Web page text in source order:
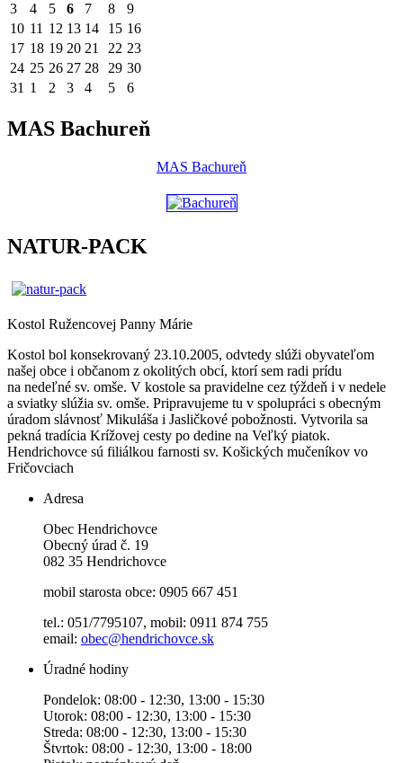
3
4 5 6 7 8
9
10 11 12 13 14 15 16
17 18 19 20 21 22 23
24 25 26 27 28 29 30
31 1 2 3 4 5 6
MAS Bachureň
MAS Bachureň
NATUR-PACK
Kostol Ružencovej Panny Márie
Kostol bol konsekrovaný 23.10.2005, odvtedy slúži obyvateľom
našej obce i občanom z okolitých obcí, ktorí sem radi prídu
na nedeľné sv. omše. V kostole sa pravidelne cez týždeň i v nedele
a sviatky slúžia sv. omše. Pripravujeme tu v spolupráci s obecným
úradom slávnosť Mikuláša i Jasličkové pobožnosti. Vytvorila sa
pekná tradícia Krížovej cesty po dedine na Veľký piatok.
Hendrichovce sú filiálkou farnosti sv. Košických mučeníkov vo
Fričovciach
Adresa
Obec Hendrichovce
Obecný úrad č. 19
082 35 Hendrichovce
mobil starosta obce: 0905 667 451
tel.: 051/7795107, mobil: 0911 874 755
email: obec@hendrichovce.sk
Úradné hodiny
Pondelok: 08:00 - 12:30, 13:00 - 15:30
Utorok: 08:00 - 12:30, 13:00 - 15:30
Streda: 08:00 - 12:30, 13:00 - 15:30
Štvrtok: 08:00 - 12:30, 13:00 - 18:00